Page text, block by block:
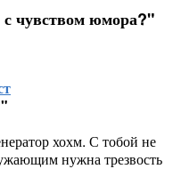
с чувством юмора?"
хохм. С тобой не
нужна трезвость